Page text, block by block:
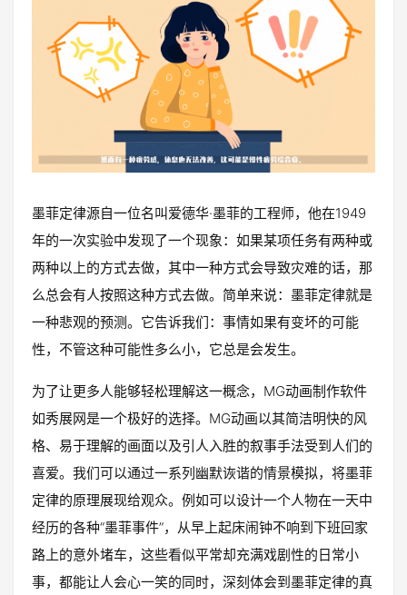
墨菲定律源自一位名叫爱德华·墨菲的工程师，他在1949
年的一次实验中发现了一个现象：如果某项任务有两种或
两种以上的方式去做，其中一种方式会导致灾难的话，那
么总会有人按照这种方式去做。简单来说：墨菲定律就是
一种悲观的预测。它告诉我们：事情如果有变坏的可能
性，不管这种可能性多么小，它总是会发生。
为了让更多人能够轻松理解这一概念，MG动画制作软件
如秀展网是一个极好的选择。MG动画以其简洁明快的风
格、易于理解的画面以及引人入胜的叙事手法受到人们的
喜爱。我们可以通过一系列幽默诙谐的情景模拟，将墨菲
定律的原理展现给观众。例如可以设计一个人物在一天中
经历的各种“墨菲事件”，从早上起床闹钟不响到下班回家
路上的意外堵车，这些看似平常却充满戏剧性的日常小
事，都能让人会心一笑的同时，深刻体会到墨菲定律的真